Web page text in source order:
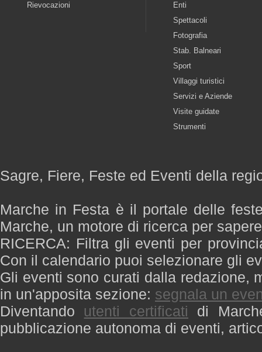
Rievocazioni
Enti
Spettacoli
Fotografia
Stab. Balneari
Sport
Villaggi turistici
Servizi e Aziende
Visite guidate
Strumenti
Sagre, Fiere, Feste ed Eventi della
Marche in Festa è il portale delle
Marche, un motore di ricerca per
RICERCA: Filtra gli eventi per
Con il calendario puoi selezionare gli
Gli eventi sono curati dalla redazione,
in un'apposita sezione: segnala un
Diventando utenti certificati di
pubblicazione autonoma di eventi,